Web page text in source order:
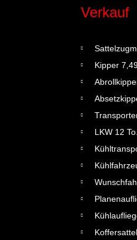
Verkauf
Kipper
LKW 12